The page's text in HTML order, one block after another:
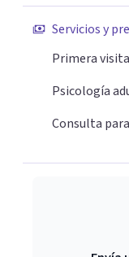
Servicios y
Primera
Psicología
Consulta